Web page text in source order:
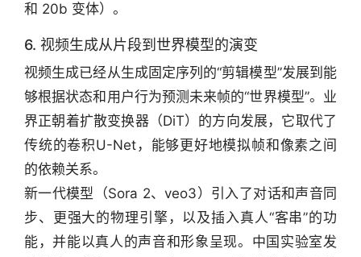
和 20b 变体）。
6. 视频生成从片段到世界模型的演变
视频生成已经从生成固定序列的“剪辑模型”发展到能
够根据状态和用户行为预测未来帧的“世界模型”。业
界正朝着扩散变换器（DiT）的方向发展，它取代了
传统的卷积U-Net，能够更好地模拟帧和像素之间
的依赖关系。
新一代模型（Sora 2、veo3）引入了对话和声音同
步、更强大的物理引擎，以及插入真人“客串”的功
能，并能以真人的声音和形象呈现。中国实验室发